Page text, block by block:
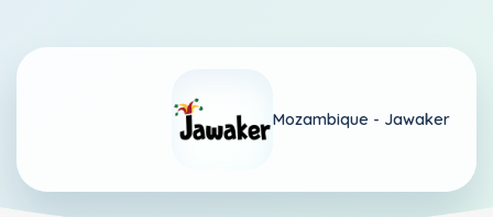
Mozambique - Jawaker